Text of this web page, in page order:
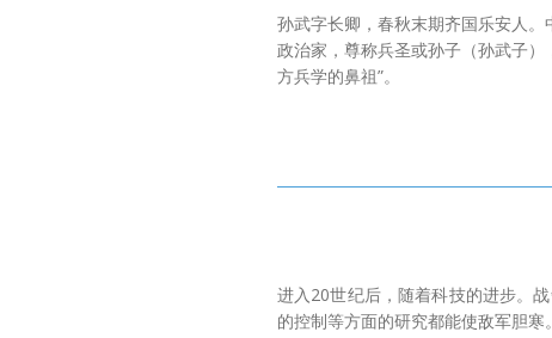
孙武字长卿，春秋末期齐国乐安人。
政治家，尊称兵圣或孙子（孙武子）
方兵学的鼻祖”。
进入20世纪后，随着科技的进步。
的控制等方面的研究都能使敌军胆寒